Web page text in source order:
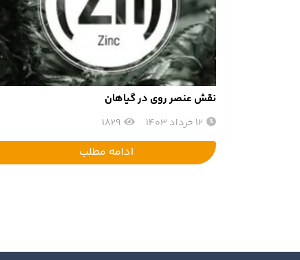
نقش عنصر روی در گیاهان
12 خرداد 1403 1829
ادامه مطلب